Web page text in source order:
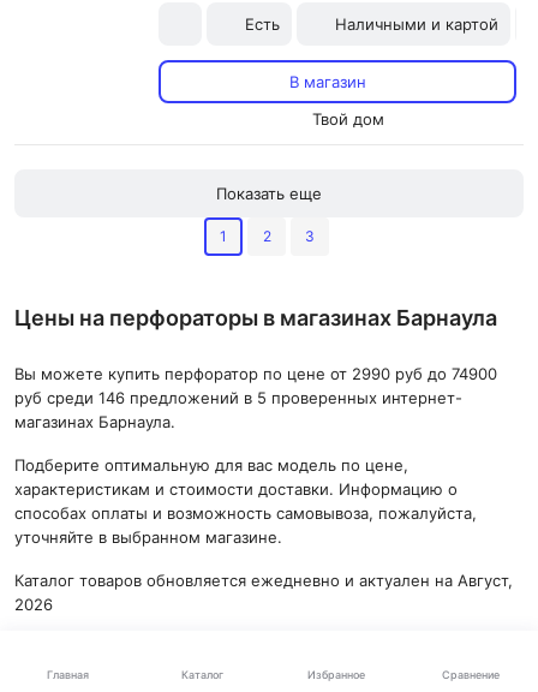
Главная Каталог Избранное Сравнение
Есть Наличными и картой
В магазин
Твой дом
Показать еще
1 2 3
Цены на перфораторы в магазинах Барнаула
Вы можете купить перфоратор по цене от 2990 руб до 74900
руб среди 146 предложений в 5 проверенных интернет-
магазинах Барнаула.
Подберите оптимальную для вас модель по цене,
характеристикам и стоимости доставки. Информацию о
способах оплаты и возможность самовывоза, пожалуйста,
уточняйте в выбранном магазине.
Каталог товаров обновляется ежедневно и актуален на Август,
2026
Популярные бренды